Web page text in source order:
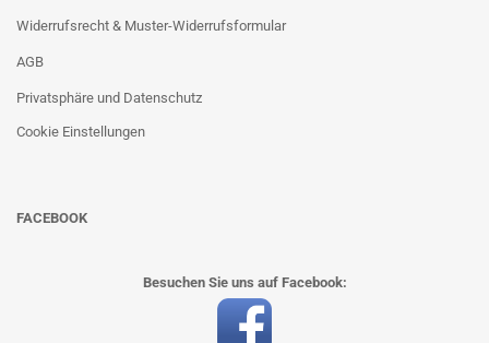
Widerrufsrecht & Muster-Widerrufsformular
AGB
Privatsphäre und Datenschutz
Cookie Einstellungen
FACEBOOK
Besuchen Sie uns auf Facebook: